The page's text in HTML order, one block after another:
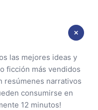
las mejores ideas y
ficción más vendidos
resúmenes narrativos
consumirse en
12 minutos!